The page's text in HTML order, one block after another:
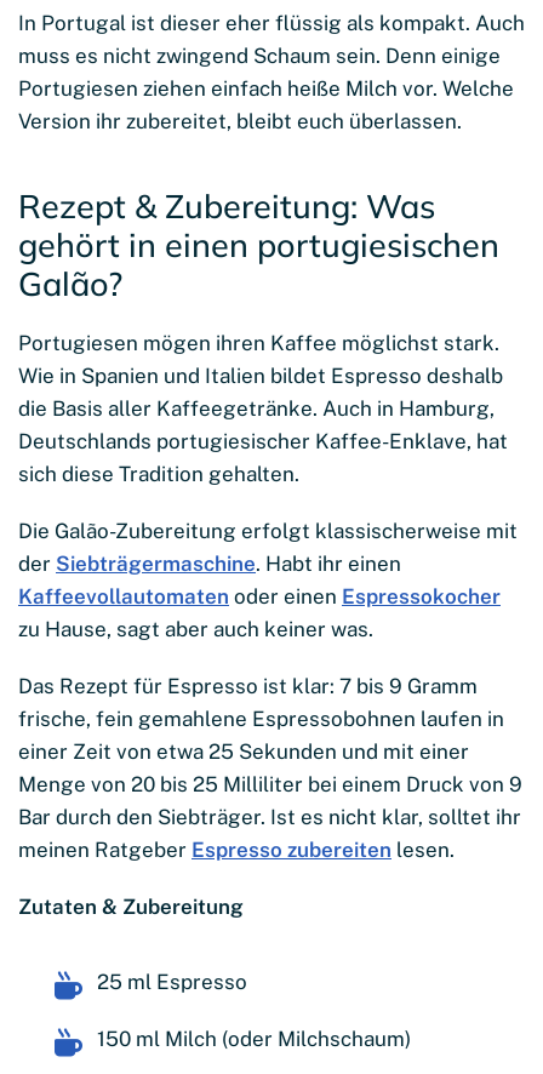
In Portugal ist dieser eher flüssig als kompakt. Auch
muss es nicht zwingend Schaum sein. Denn einige
Portugiesen ziehen einfach heiße Milch vor. Welche
Version ihr zubereitet, bleibt euch überlassen.
Rezept & Zubereitung: Was
gehört in einen portugiesischen
Galão?
Portugiesen mögen ihren Kaffee möglichst stark.
Wie in Spanien und Italien bildet Espresso deshalb
die Basis aller Kaffeegetränke. Auch in Hamburg,
Deutschlands portugiesischer Kaffee-Enklave, hat
sich diese Tradition gehalten.
Die Galão-Zubereitung erfolgt klassischerweise mit
der Siebträgermaschine. Habt ihr einen
Kaffeevollautomaten oder einen Espressokocher
zu Hause, sagt aber auch keiner was.
Das Rezept für Espresso ist klar: 7 bis 9 Gramm
frische, fein gemahlene Espressobohnen laufen in
einer Zeit von etwa 25 Sekunden und mit einer
Menge von 20 bis 25 Milliliter bei einem Druck von 9
Bar durch den Siebträger. Ist es nicht klar, solltet ihr
meinen Ratgeber Espresso zubereiten lesen.
Zutaten & Zubereitung
25 ml Espresso
150 ml Milch (oder Milchschaum)